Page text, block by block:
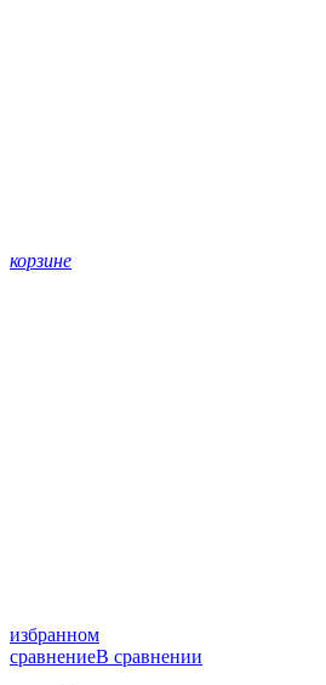
корзине
избранном
сравнениеВ сравнении